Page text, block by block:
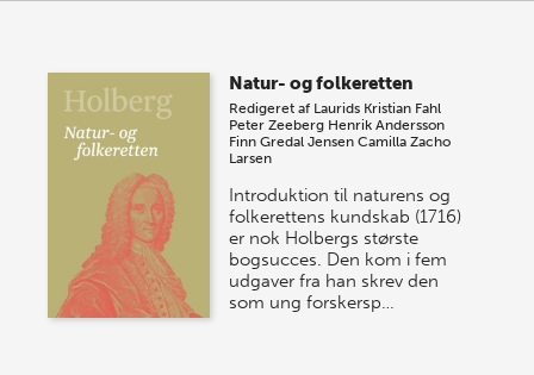
Natur- og folkeretten
Redigeret af Laurids Kristian Fahl
Peter Zeeberg Henrik Andersson
Finn Gredal Jensen Camilla Zacho
Larsen
Introduktion til naturens og
folkerettens kundskab (1716)
er nok Holbergs største
bogsucces. Den kom i fem
udgaver fra han skrev den
som ung forskersp…